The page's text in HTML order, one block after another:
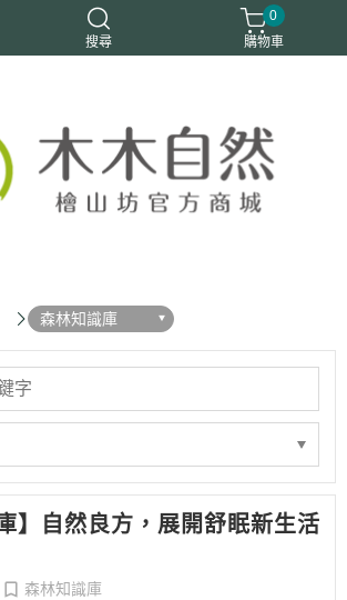
搜尋
緒 手工皂 洗身體 舒眠
0
購物車
森林知識庫
】自然良方，展開舒眠新生活
森林知識庫